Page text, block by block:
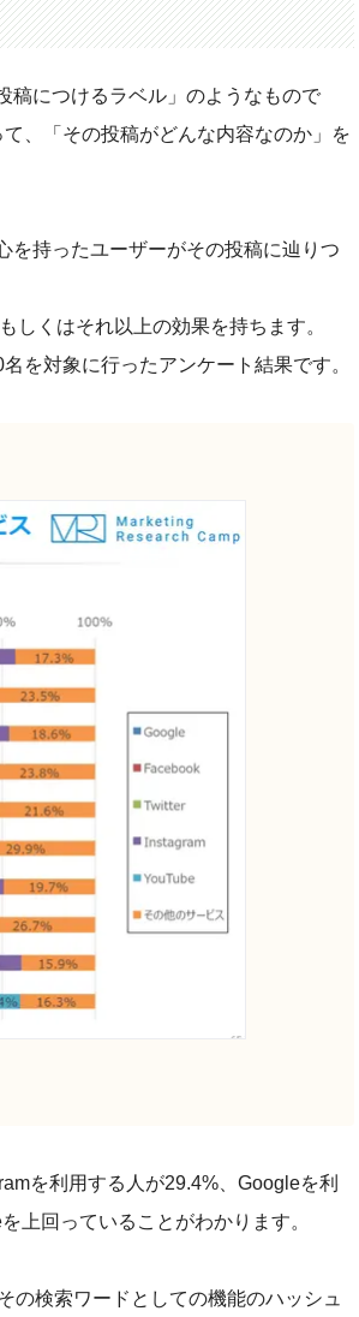
稿につけるラベル」のようなもので
、「その投稿がどんな内容なのか」を
を持ったユーザーがその投稿に辿りつ
しくはそれ以上の効果を持ちます。
を対象に行ったアンケート結果です。
を利用する人が29.4%、Googleを利
上回っていることがわかります。
の検索ワードとしての機能のハッシュ